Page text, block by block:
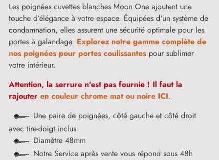
Les poignées cuvettes blanches Moon One ajoutent une
touche d’élégance à votre espace. Équipées d'un système de
condamnation, elles assurent une sécurité optimale pour les
portes à galandage. Explorez notre gamme complète de
nos poignées pour portes coulissantes pour sublimer
votre intérieur.
Attention, la serrure n'est pas fournie ! Il faut la
rajouter en couleur chrome mat ou noire ICI.
Une paire de poignées, côté gauche et côté droit
avec tire-doigt inclus
Diamètre 48mm
Notre Service après vente vous répond sous 48h